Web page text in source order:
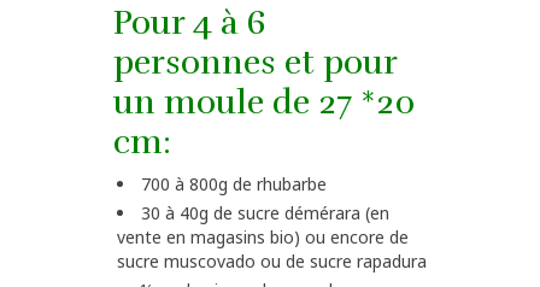
Pour 4 à 6
personnes et pour
un moule de 27 *20
cm:
700 à 800g de rhubarbe
30 à 40g de sucre démérara (en
vente en magasins bio) ou encore de
sucre muscovado ou de sucre rapadura